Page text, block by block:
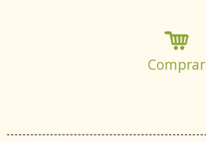
Comprar